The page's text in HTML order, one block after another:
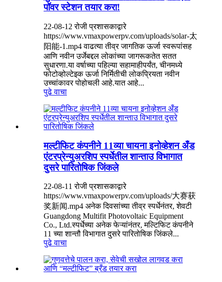
पॉवर स्टेशन तयार करा!
22-08-12 रोजी प्रशासकाद्वारे
https://www.vmaxpowerpv.com/uploads/solar-太
阳能-1.mp4 वाढत्या तीव्र जागतिक ऊर्जा स्वरूपांसह
आणि नवीन उर्जेबद्दल लोकांच्या जागरूकतेत सतत
सुधारणा.या वर्षाच्या पहिल्या सहामाहीपर्यंत, चीनमध्ये
फोटोव्होल्टेइक ऊर्जा निर्मितीची लोकप्रियता नवीन
उच्चांकावर पोहोचली आहे.यात आहे...
पुढे वाचा
मल्टीफिट कंपनीने 11व्या चायना इनोव्हेशन अँड
एंटरप्रेन्युअरशिप स्पर्धेतील शान्ताउ विभागात
दुसरे पारितोषिक जिंकले
22-08-11 रोजी प्रशासकाद्वारे
https://www.vmaxpowerpv.com/uploads/大赛获
奖新闻.mp4 अनेक दिवसांच्या तीव्र स्पर्धेनंतर, शेवटी
Guangdong Multifit Photovoltaic Equipment
Co., Ltd.स्पर्धेच्या अनेक फेऱ्यांनंतर, मल्टिफिट कंपनीने
11 च्या शान्तौ विभागात दुसरे पारितोषिक जिंकले...
पुढे वाचा